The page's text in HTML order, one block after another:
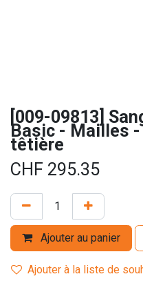
[009-09813]
Basic - Mailles -
têtière
CHF 295.35
Ajouter au panier
Ajouter à la liste de